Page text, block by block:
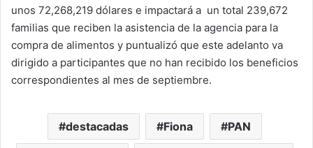
unos 72,268,219 dólares e impactará a un total 239,672
familias que reciben la asistencia de la agencia para la
compra de alimentos y puntualizó que este adelanto va
dirigido a participantes que no han recibido los beneficios
correspondientes al mes de septiembre.
destacadas Fiona PAN